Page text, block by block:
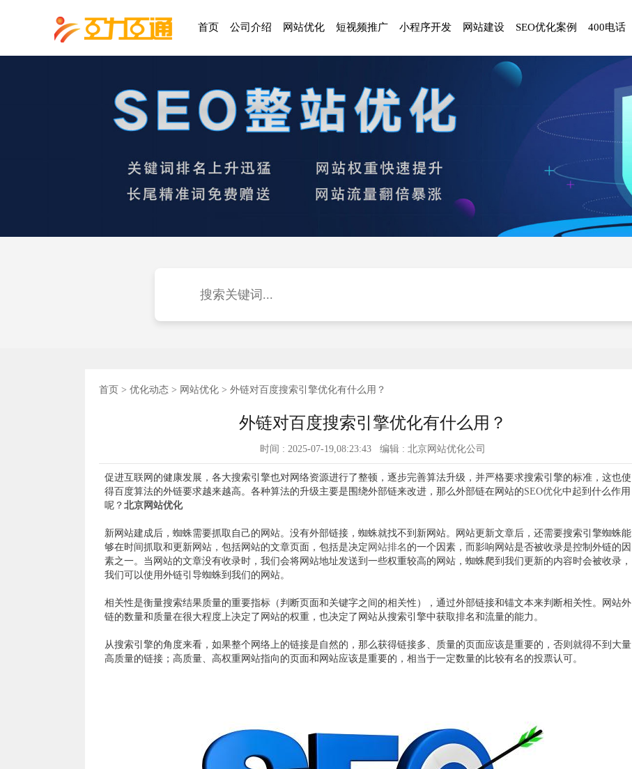
首页 公司介绍 网站优化 短视频推广 小程序开发 网站建设 SEO优化案例 400电话
首页 > 优化动态 > 网站优化 > 外链对百度搜索引擎优化有什么用？
外链对百度搜索引擎优化有什么用？
时间 : 2025-07-19,08:23:43 编辑 : 北京网站优化公司
促进互联网的健康发展，各大搜索引擎也对网络资源进行了整顿，逐步完善算法升级，并严格要求搜索引擎的标准，这也使
得百度算法的外链要求越来越高。各种算法的升级主要是围绕外部链来改进，那么外部链在网站的SEO优化中起到什么作用
呢？ 北京网站优化
新网站建成后，蜘蛛需要抓取自己的网站。没有外部链接，蜘蛛就找不到新网站。网站更新文章后，还需要搜索引擎蜘蛛能
够在时间抓取和更新网站，包括网站的文章页面，包括是决定 网站排名 的一个因素，而影响网站是否被收录是控制外链的因
素之一。当网站的文章没有收录时，我们会将网站地址发送到一些权重较高的网站，蜘蛛爬到我们更新的内容时会被收录，
我们可以使用外链引导蜘蛛到我们的网站。
相关性是衡量搜索结果质量的重要指标（判断页面和关键字之间的相关性），通过外部链接和锚文本来判断相关性。网站外
链的数量和质量在很大程度上决定了网站的权重，也决定了网站从搜索引擎中获取排名和流量的能力。
从搜索引擎的角度来看，如果整个网络上的链接是自然的，那么获得链接多、质量的页面应该是重要的，否则就得不到大量
高质量的链接；高质量、高权重网站指向的页面和网站应该是重要的，相当于一定数量的比较有名的投票认可。